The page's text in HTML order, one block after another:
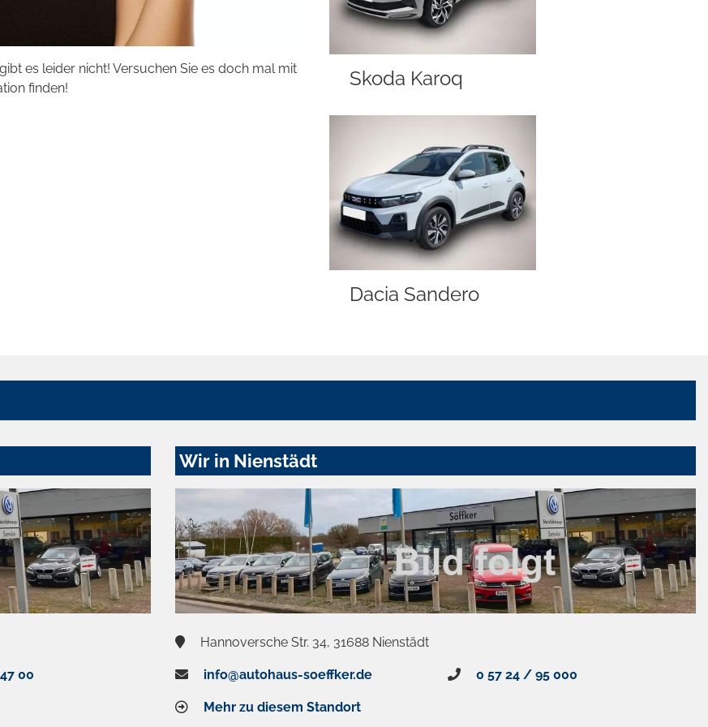
es leider nicht! Versuchen Sie es doch mal mit
finden!
Skoda Karoq
Dacia Sandero
00
Wir in Nienstädt
Hannoversche Str. 34, 31688 Nienstädt
info@autohaus-soeffker.de 0 57 24 / 95 000
Mehr zu diesem Standort